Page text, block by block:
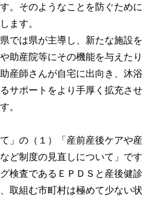
。そのようなことを防ぐため
ます。
では県が主導し、新たな施設
助産院等にその機能を与えた
産師さんが自宅に出向き、沐
サポートをより手厚く拡充さ
。
」の（１）「産前産後ケアや
ど制度の見直しについて」です
検査であるＥＰＤＳと産後健
取組む市町村は極めて少ない状